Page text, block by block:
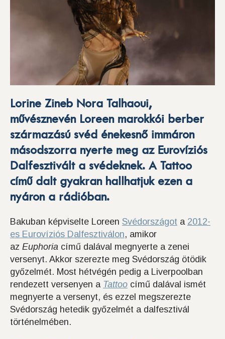
Lorine Zineb Nora Talhaoui,
művésznevén Loreen marokkói berber
származású svéd énekesnő immáron
másodszorra nyerte meg az Eurovíziós
Dalfesztivált a svédeknek. A Tattoo
című dalt gyakran hallhatjuk ezen a
nyáron a rádióban.
Bakuban képviselte Loreen Svédországot a 2012-
es Eurovíziós Dalfesztiválon, amikor
az Euphoria című dalával megnyerte a zenei
versenyt. Akkor szerezte meg Svédország ötödik
győzelmét. Most hétvégén pedig a Liverpoolban
rendezett versenyen a Tattoo című dalával ismét
megnyerte a versenyt, és ezzel megszerezte
Svédország hetedik győzelmét a dalfesztivál
történelmében.